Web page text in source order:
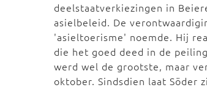
deelstaatverkiezingen in
asielbeleid. De
'asieltoerisme' noemde. Hij
die het goed deed in de
werd wel de grootste, maar
oktober. Sindsdien laat Söder